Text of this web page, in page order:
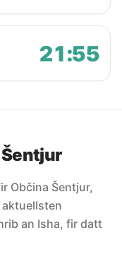
21:55
Občina Šentjur,
an Isha, fir datt